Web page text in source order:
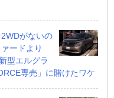
2WDがないの
ードより
型エルグラ
専売」に賭けたワケ